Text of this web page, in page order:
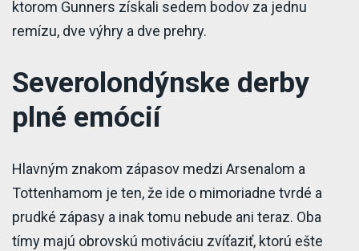
ktorom Gunners získali sedem bodov za jednu
remízu, dve výhry a dve prehry.
Severolondýnske derby
plné emócií
Hlavným znakom zápasov medzi Arsenalom a
Tottenhamom je ten, že ide o mimoriadne tvrdé a
prudké zápasy a inak tomu nebude ani teraz. Oba
tímy majú obrovskú motiváciu zvíťaziť, ktorú ešte